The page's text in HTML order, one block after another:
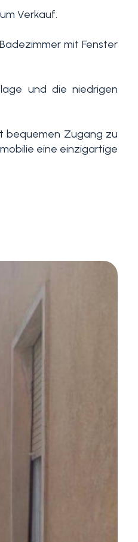
Verkauf.
mit Fenster
und die niedrigen
bequemen Zugang zu
eine einzigartige